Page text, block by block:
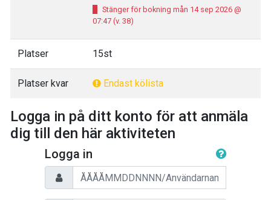
Stänger för bokning mån 14 sep 2026 @
07:47 (v. 38)
Platser 15st
Platser kvar Endast kölista
Logga in på ditt konto för att anmäla
dig till den här aktiviteten
Logga in
Personnummer/Användarnamn